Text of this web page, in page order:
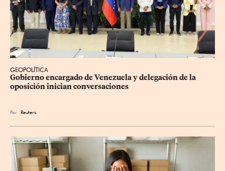
GEOPOLÍTICA
Gobierno encargado de Venezuela y delegación de la
oposición inician conversaciones
Por Reuters